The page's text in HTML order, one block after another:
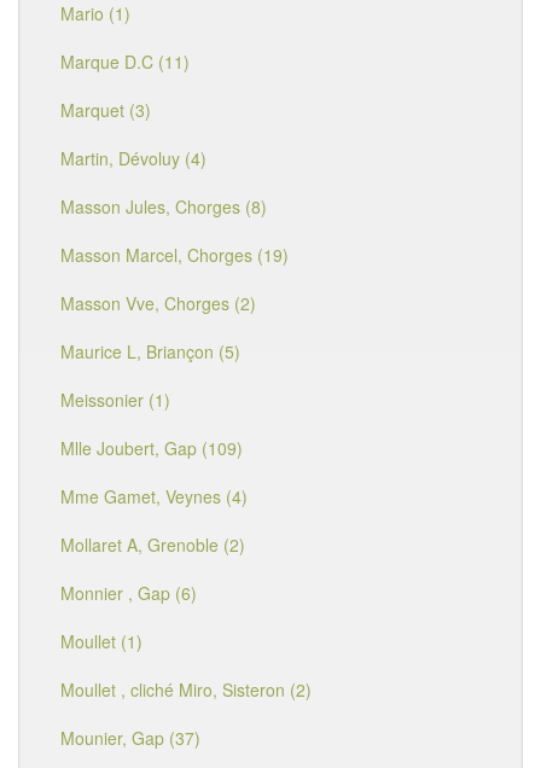
Mario (1)
Marque D.C (11)
Marquet (3)
Martin, Dévoluy (4)
Masson Jules, Chorges (8)
Masson Marcel, Chorges (19)
Masson Vve, Chorges (2)
Maurice L, Briançon (5)
Meissonier (1)
Mlle Joubert, Gap (109)
Mme Gamet, Veynes (4)
Mollaret A, Grenoble (2)
Monnier , Gap (6)
Moullet (1)
Moullet , cliché Miro, Sisteron (2)
Mounier, Gap (37)